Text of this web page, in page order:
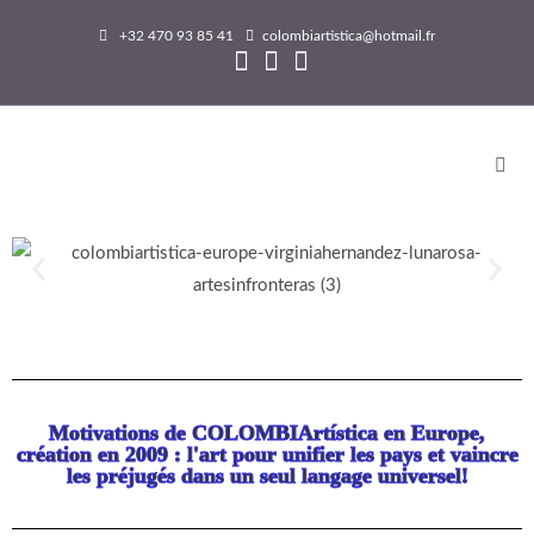
+32 470 93 85 41 colombiartistica@hotmail.fr
Motivations de COLOMBIArtística en Europe,
création en 2009 : l'art pour unifier les pays et vaincre
les préjugés dans un seul langage universel!